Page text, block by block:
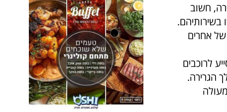
חשוב
בשירותיהם.
של אחרים
לרוכבים
הגרירה.